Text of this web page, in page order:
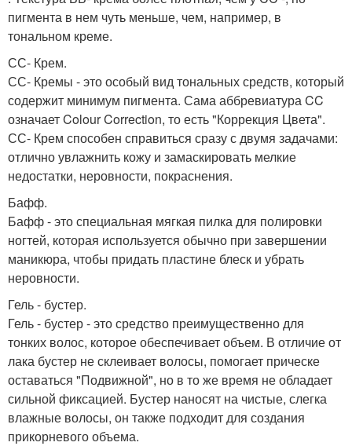
пигмента в нем чуть меньше, чем, например, в
тональном креме.
СС- Крем.
СС- Кремы - это особый вид тональных средств, который
содержит минимум пигмента. Сама аббревиатура CC
означает Colour Correction, то есть "Коррекция Цвета".
СС- Крем способен справиться сразу с двумя задачами:
отлично увлажнить кожу и замаскировать мелкие
недостатки, неровности, покраснения.
Бафф.
Бафф - это специальная мягкая пилка для полировки
ногтей, которая используется обычно при завершении
маникюра, чтобы придать пластине блеск и убрать
неровности.
Гель - бустер.
Гель - бустер - это средство преимущественно для
тонких волос, которое обеспечивает объем. В отличие от
лака бустер не склеивает волосы, помогает прическе
оставаться "Подвижной", но в то же время не обладает
сильной фиксацией. Бустер наносят на чистые, слегка
влажные волосы, он также подходит для создания
прикорневого объема.